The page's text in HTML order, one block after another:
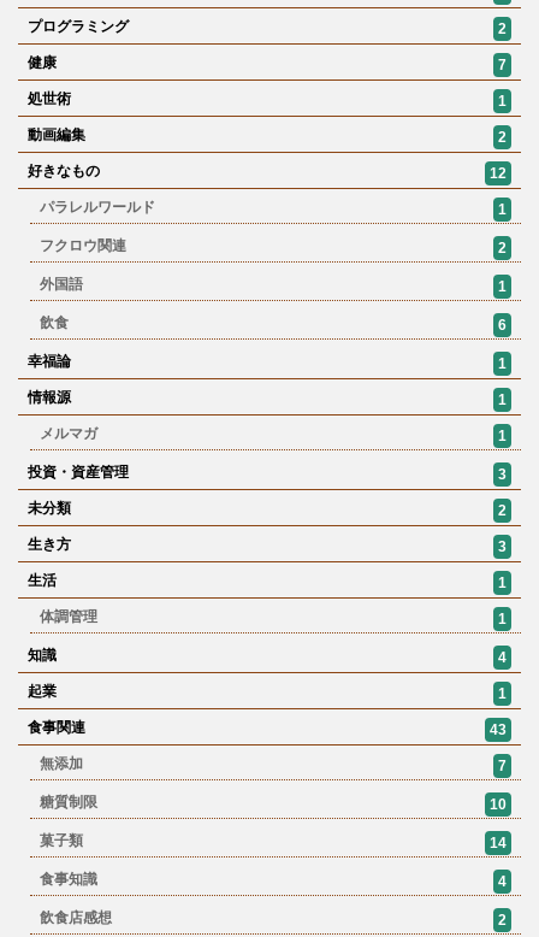
プログラミング
2
健康
7
処世術
1
動画編集
2
好きなもの
12
パラレルワールド
1
フクロウ関連 2
外国語 1
飲食 6
幸福論
1
情報源
1
メルマガ
1
投資・資産管理
3
未分類
2
生き方
3
生活
1
体調管理
1
知識
4
起業
1
食事関連
43
無添加
7
糖質制限 10
菓子類 14
食事知識 4
飲食店感想 2